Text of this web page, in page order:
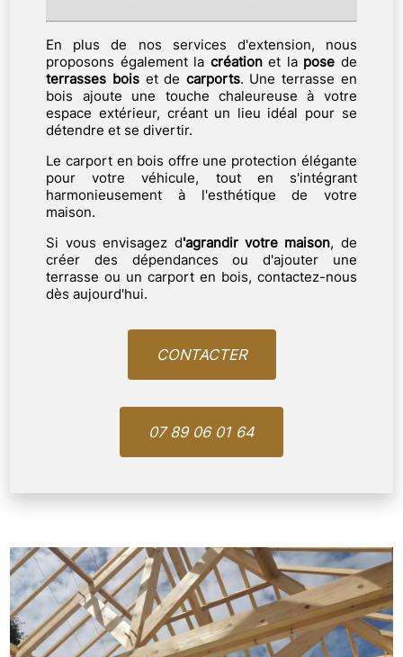
En plus de nos services d'extension, nous
proposons également la créationet la pose de
terrasses boiset de carports. Une terrasse en
bois ajoute une touche chaleureuse à votre
espace extérieur, créant un lieu idéal pour se
détendre et se divertir.
Le carport en bois offre une protection élégante
pour votre véhicule, tout en s'intégrant
harmonieusement à l'esthétique de votre
maison.
Si vous envisagez d'agrandir votre maison, de
créer des dépendances ou d'ajouter une
terrasse ou un carport en bois, contactez-nous
dès aujourd'hui.
CONTACTER
07 89 06 01 64